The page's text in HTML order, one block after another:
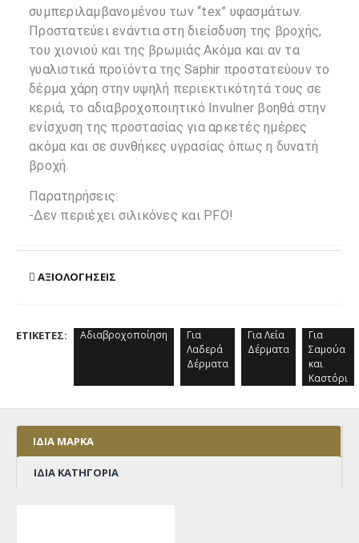
συμπεριλαμβανομένου των “tex” υφασμάτων.
Προστατεύει ενάντια στη διείσδυση της βροχής,
του χιονιού και της βρωμιάς.Ακόμα και αν τα
γυαλιστικά προϊόντα της Saphir προστατεύουν το
δέρμα χάρη στην υψηλή περιεκτικότητά τους σε
κεριά, το αδιαβροχοποιητικό Invulner βοηθά στην
ενίσχυση της προστασίας για αρκετές ημέρες
ακόμα και σε συνθήκες υγρασίας όπως η δυνατή
βροχή.
Παρατηρήσεις:
-Δεν περιέχει σιλικόνες και PFO!
ΑΞΙΟΛΟΓΉΣΕΙΣ
ΕΤΙΚΈΤΕΣ: Αδιαβροχοποίηση
Για
Λαδερά
Δέρματα
Για Λεία
Δέρματα
Για
Σαμούα
και
Καστόρι
ΊΔΙΑ ΜΆΡΚΑ
ΊΔΙΑ ΚΑΤΗΓΟΡΊΑ